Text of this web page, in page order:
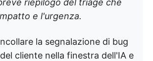
riepilogo del triage che
e l'urgenza.
la segnalazione di bug
cliente nella finestra dell'IA e